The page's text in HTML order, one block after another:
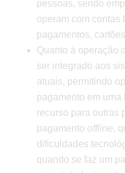
pessoas, sendo
operam com contas
pagamentos,
Quanto à operação
ser integrado aos
atuais, permitindo
pagamento em
recurso para outras
pagamento offline,
dificuldades
quando se faz um